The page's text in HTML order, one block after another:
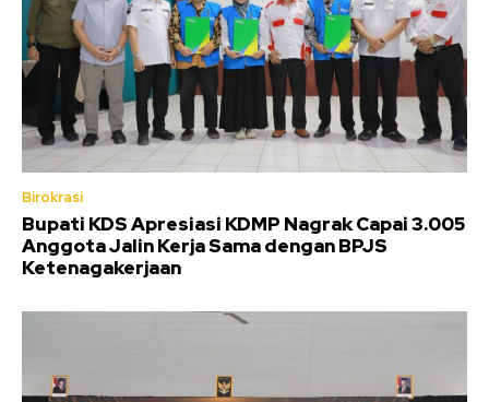
Birokrasi
Bupati KDS Apresiasi KDMP Nagrak Capai 3.005
Anggota Jalin Kerja Sama dengan BPJS
Ketenagakerjaan